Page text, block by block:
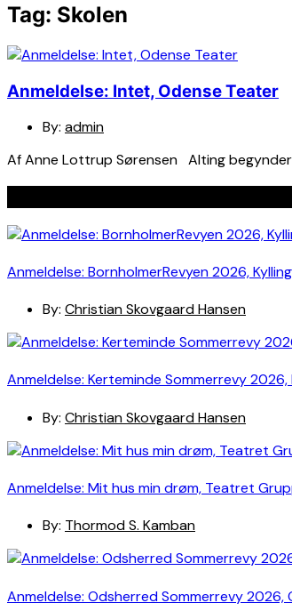
Tag: Skolen
Anmeldelse: Intet, Odense Teater
By: admin
Af Anne Lottrup Sørensen Alting
Anmeldelse: BornholmerRevyen 2026,
By: Christian Skovgaard Hansen
Anmeldelse: Kerteminde Sommerrevy
By: Christian Skovgaard Hansen
Anmeldelse: Mit hus min drøm, Teatret
By: Thormod S. Kamban
Anmeldelse: Odsherred Sommerrevy